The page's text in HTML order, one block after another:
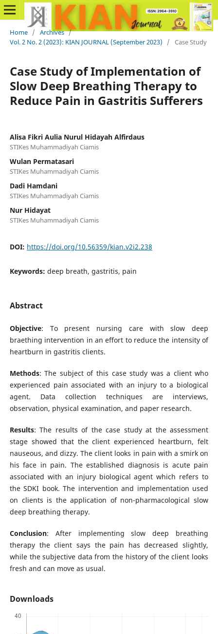
Home / Archives /
Vol. 2 No. 2 (2023): KIAN JOURNAL (September 2023)
/ Case Study
Case Study of Implementation of
Slow Deep Breathing Therapy to
Reduce Pain in Gastritis Sufferers
Alisa Fikri Aulia Nurul Hidayah Alfirdaus
STIKes Muhammadiyah Ciamis
Wulan Permatasari
STIKes Muhammadiyah Ciamis
Dadi Hamdani
STIKes Muhammadiyah Ciamis
Nur Hidayat
STIKes Muhammadiyah Ciamis
DOI: https://doi.org/10.56359/kian.v2i2.238
Keywords: deep breath, gastritis, pain
Abstract
Objective: To present nursing care with slow deep
braething intervention in an effort to reduce the intensity of
heartburn in gastritis clients.
Methods: The subject of this case study was a client who
experienced pain associated with an injury to a biological
agent. Data collection techniques are interviews,
observation, physical examination, and paper research.
Results: The results of the case study at the assessment
stage showed that the client experienced heartburn, felt
nauseous, and dizzy. The client looks in pain with a smirk on
his face in pain. The established diagnosis is acute pain
associated with an injury biological agent which refers to
the SDKI book. The intervention and implementation used
on clients is the application of non-pharmacological slow
deep breathing therapy.
Conclusion: After implementing slow deep breathing
therapy the client says the pain has decreased slightly,
while the subjective data from the history of the client looks
fresh and can move as usual.
Downloads